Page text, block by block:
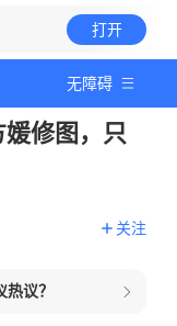
打开
无障碍
修图，只
关注
议？